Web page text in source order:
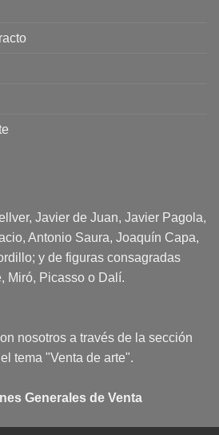
Javier de Juan, Javier Pagola,
Antonio Saura, Joaquín Capa,
y de figuras consagradas
Miró, Picasso o Dalí.
nosotros a través de la sección
tema "Venta de arte".
Generales de Venta